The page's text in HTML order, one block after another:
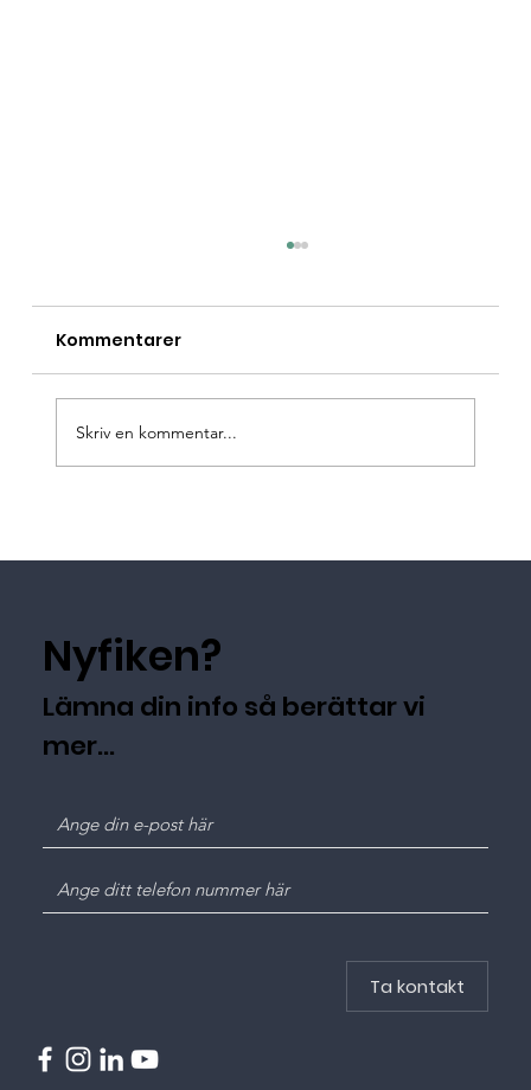
Eskilstuna 28-30 oktober 2022
Kommentarer
Skriv en kommentar...
Ta kontakt
Nyfiken?
Lämna din info så berättar vi
mer...